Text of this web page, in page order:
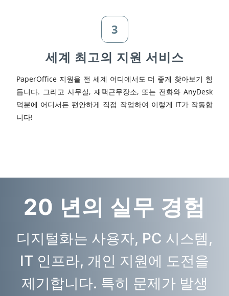
3
세계 최고의 지원 서비스
PaperOffice 지원을 전 세계 어디에서도 더 좋게 찾아보기 힘
듭니다. 그리고 사무실, 재택근무장소, 또는 전화와 AnyDesk
덕분에 어디서든 편안하게 직접 작업하여 이렇게 IT가 작동합
니다!
20 년의 실무 경험
디지털화는 사용자, PC 시스템,
IT 인프라, 개인 지원에 도전을
제기합니다. 특히 문제가 발생